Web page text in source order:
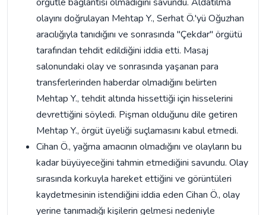
olayını doğrulayan Mehtap Y., Serhat Ö.'yü Oğuzhan
aracılığıyla tanıdığını ve sonrasında "Çekdar" örgütü
tarafından tehdit edildiğini iddia etti. Masaj
salonundaki olay ve sonrasında yaşanan para
transferlerinden haberdar olmadığını belirten
Mehtap Y., tehdit altında hissettiği için hisselerini
devrettiğini söyledi. Pişman olduğunu dile getiren
Mehtap Y., örgüt üyeliği suçlamasını kabul etmedi.
Cihan Ö., yağma amacının olmadığını ve olayların bu
kadar büyüyeceğini tahmin etmediğini savundu. Olay
sırasında korkuyla hareket ettiğini ve görüntüleri
kaydetmesinin istendiğini iddia eden Cihan Ö., olay
yerine tanımadığı kişilerin gelmesi nedeniyle